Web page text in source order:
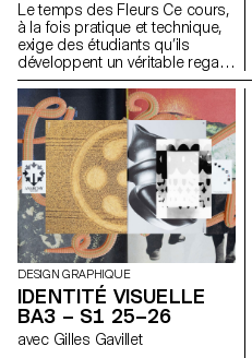
Le temps des Fleurs Ce cours,
à la fois pratique et technique,
exige des étudiants qu’ils
développent un véritable regard
de photographe. Son objectif
est de les initier ou de les
perfectionner à différents
genres photographiques tels
que la nature morte, le portrait,
l’architecture, mais aussi le
documentaire et la mise en
scène. Ces disciplines
demandent une attention
particulière et une grande
rigueur dans le choix des
modèles, des lieux et des
objets. La maîtrise de la
composition, du cadrage et de
la gestion de la lumière, qu’elle
soit naturelle ou artificielle, est
DESIGN GRAPHIQUE
IDENTITÉ VISUELLE
BA3 – S1 25–26
avec Gilles Gavillet